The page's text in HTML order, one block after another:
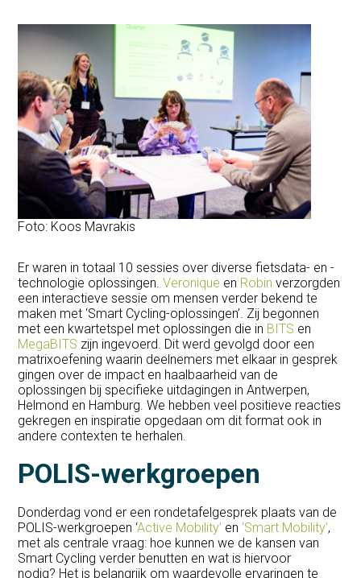
Foto: Koos Mavrakis
Er waren in totaal 10 sessies over diverse fietsdata- en -
technologie oplossingen.Veronique en Robin verzorgden
een interactieve sessie om mensen verder bekend te
maken met ‘Smart Cycling-oplossingen’. Zij begonnen
met een kwartetspel met oplossingen die in BITS en
MegaBITS zijn ingevoerd. Dit werd gevolgd door een
matrixoefening waarin deelnemers met elkaar in gesprek
gingen over de impact en haalbaarheid van de
oplossingen bij specifieke uitdagingen in Antwerpen,
Helmond en Hamburg. We hebben veel positieve reacties
gekregen en inspiratie opgedaan om dit format ook in
andere contexten te herhalen.
POLIS-werkgroepen
Donderdag vond er een rondetafelgesprek plaats van de
POLIS-werkgroepen ‘Active Mobility’ en ‘Smart Mobility’,
met als centrale vraag: hoe kunnen we de kansen van
Smart Cycling verder benutten en wat is hiervoor
nodig? Het is belangrijk om waardevolle ervaringen te